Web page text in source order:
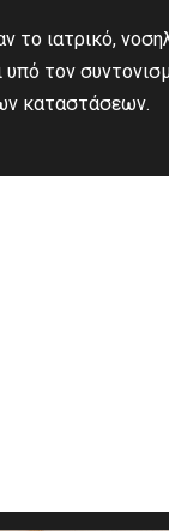
το ιατρικό,
υπό τον
καταστάσεων.